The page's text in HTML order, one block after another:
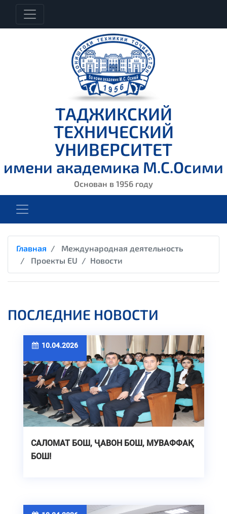
ТАДЖИКСКИЙ
ТЕХНИЧЕСКИЙ
УНИВЕРСИТЕТ
имени академика М.С.Осими
Основан в 1956 году
Главная
Международная деятельность
Проекты EU
Новости
ПОСЛЕДНИЕ НОВОСТИ
10.04.2026
САЛОМАТ БОШ, ҶАВОН БОШ, МУВАФФАҚ
БОШ!